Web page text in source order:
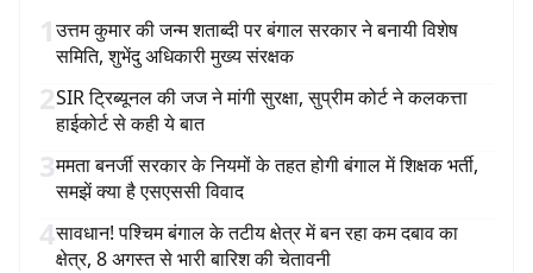
1उत्तम कुमार की जन्म शताब्दी पर बंगाल सरकार ने बनायी विशेष
समिति, शुभेंदु अधिकारी मुख्य संरक्षक
2SIR ट्रिब्यूनल की जज ने मांगी सुरक्षा, सुप्रीम कोर्ट ने कलकत्ता
हाईकोर्ट से कही ये बात
3ममता बनर्जी सरकार के नियमों के तहत होगी बंगाल में शिक्षक भर्ती,
समझें क्या है एसएससी विवाद
4सावधान! पश्चिम बंगाल के तटीय क्षेत्र में बन रहा कम दबाव का
क्षेत्र, 8 अगस्त से भारी बारिश की चेतावनी